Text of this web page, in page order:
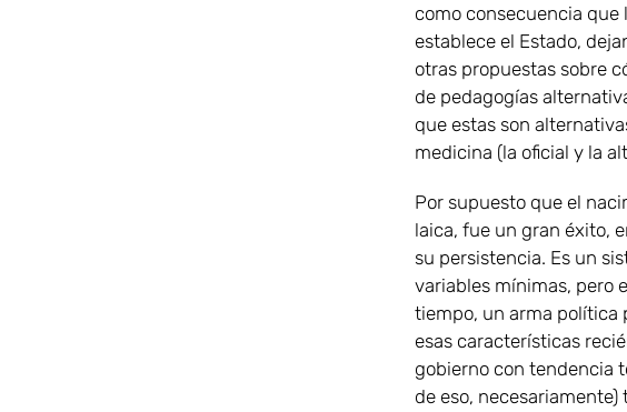
como consecuencia que
establece el Estado,
otras propuestas sobre
de pedagogías
que estas son
medicina (la oficial y la
Por supuesto que el
laica, fue un gran éxito,
su persistencia. Es un
variables mínimas, pero
tiempo, un arma política
esas características
gobierno con tendencia
de eso,